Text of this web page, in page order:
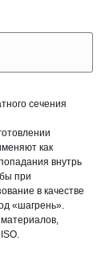
сечения
как
внутрь
при
в качестве
«шагрень».
материалов,